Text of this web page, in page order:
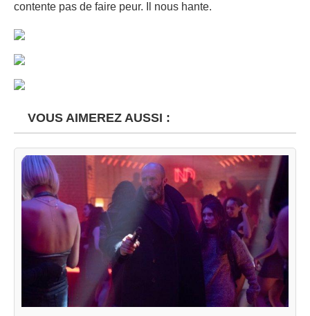
contente pas de faire peur. Il nous hante.
VOUS AIMEREZ AUSSI :